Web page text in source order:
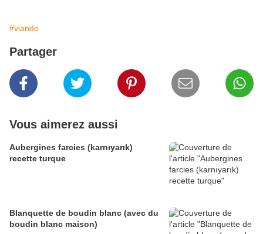
#viande
Partager
Vous aimerez aussi
Aubergines farcies (karnıyarık)
recette turque
Blanquette de boudin blanc (avec du
boudin blanc maison)